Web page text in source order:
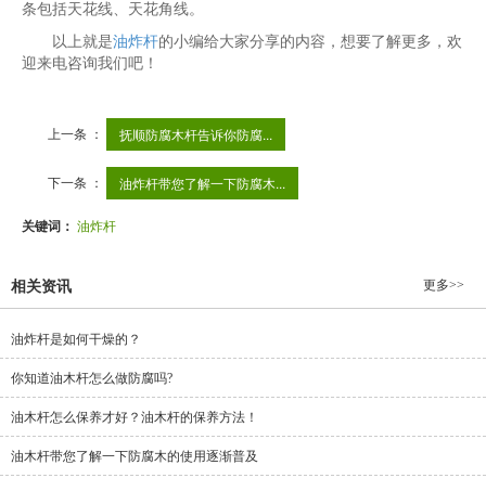
条包括天花线、天花角线。
以上就是油炸杆的小编给大家分享的内容，想要了解更多，欢
迎来电咨询我们吧！
上一条 ： 抚顺防腐木杆​告诉你防腐...
下一条 ： 油炸杆带您了解一下防腐木...
关键词： 油炸杆​
相关资讯 更多>>
油炸杆是如何干燥的？
你知道油木杆怎么做防腐吗?
油木杆怎么保养才好？油木杆的保养方法！
油木杆带您了解一下防腐木的使用逐渐普及